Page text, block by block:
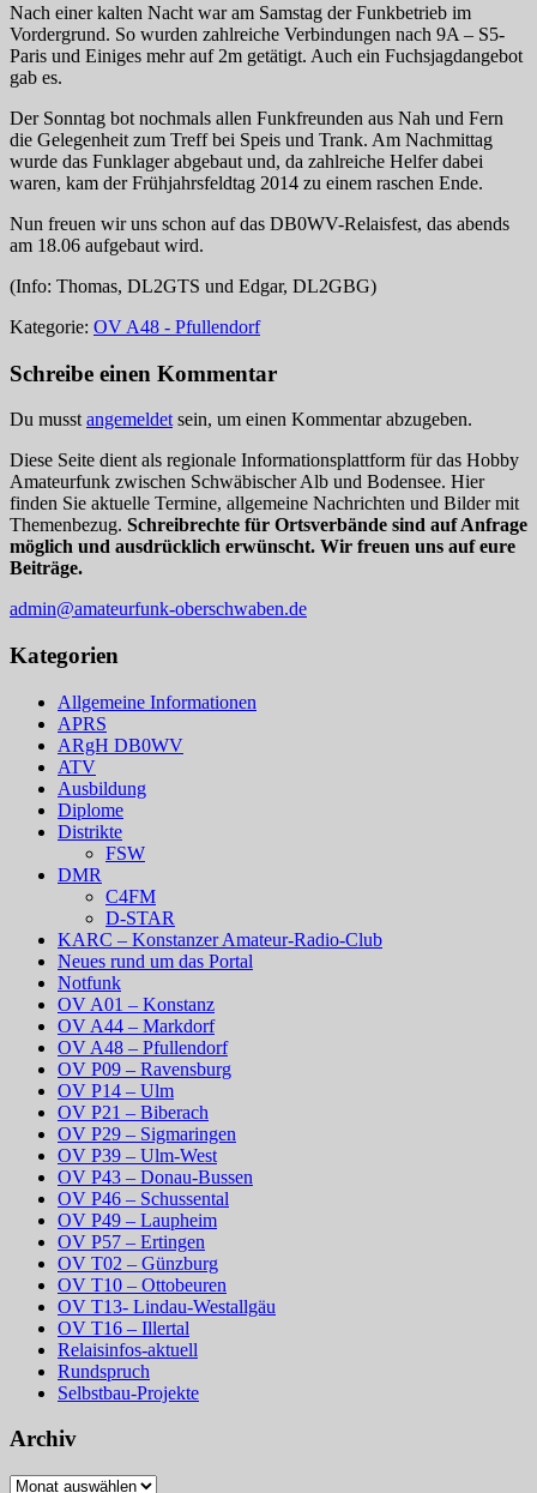
Nach einer kalten Nacht war am Samstag der Funkbetrieb im
Vordergrund. So wurden zahlreiche Verbindungen nach 9A – S5-
Paris und Einiges mehr auf 2m getätigt. Auch ein Fuchsjagdangebot
gab es.
Der Sonntag bot nochmals allen Funkfreunden aus Nah und Fern
die Gelegenheit zum Treff bei Speis und Trank. Am Nachmittag
wurde das Funklager abgebaut und, da zahlreiche Helfer dabei
waren, kam der Frühjahrsfeldtag 2014 zu einem raschen Ende.
Nun freuen wir uns schon auf das DB0WV-Relaisfest, das abends
am 18.06 aufgebaut wird.
(Info: Thomas, DL2GTS und Edgar, DL2GBG)
Kategorie: OV A48 - Pfullendorf
Schreibe einen Kommentar
Du musst angemeldet sein, um einen Kommentar abzugeben.
Diese Seite dient als regionale Informationsplattform für das Hobby
Amateurfunk zwischen Schwäbischer Alb und Bodensee. Hier
finden Sie aktuelle Termine, allgemeine Nachrichten und Bilder mit
Themenbezug. Schreibrechte für Ortsverbände sind auf Anfrage
möglich und ausdrücklich erwünscht. Wir freuen uns auf eure
Beiträge.
admin@amateurfunk-oberschwaben.de
Kategorien
Allgemeine Informationen
APRS
ARgH DB0WV
ATV
Ausbildung
Diplome
Distrikte
FSW
DMR
C4FM
D-STAR
KARC – Konstanzer Amateur-Radio-Club
Neues rund um das Portal
Notfunk
OV A01 – Konstanz
OV A44 – Markdorf
OV A48 – Pfullendorf
OV P09 – Ravensburg
OV P14 – Ulm
OV P21 – Biberach
OV P29 – Sigmaringen
OV P39 – Ulm-West
OV P43 – Donau-Bussen
OV P46 – Schussental
OV P49 – Laupheim
OV P57 – Ertingen
OV T02 – Günzburg
OV T10 – Ottobeuren
OV T13- Lindau-Westallgäu
OV T16 – Illertal
Relaisinfos-aktuell
Rundspruch
Selbstbau-Projekte
Archiv
Archiv